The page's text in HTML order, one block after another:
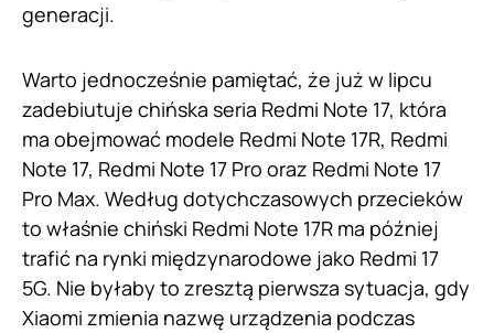
generacji.
Warto jednocześnie pamiętać, że już w lipcu
zadebiutuje chińska seria Redmi Note 17, która
ma obejmować modele Redmi Note 17R, Redmi
Note 17, Redmi Note 17 Pro oraz Redmi Note 17
Pro Max. Według dotychczasowych przecieków
to właśnie chiński Redmi Note 17R ma później
trafić na rynki międzynarodowe jako Redmi 17
5G. Nie byłaby to zresztą pierwsza sytuacja, gdy
Xiaomi zmienia nazwę urządzenia podczas